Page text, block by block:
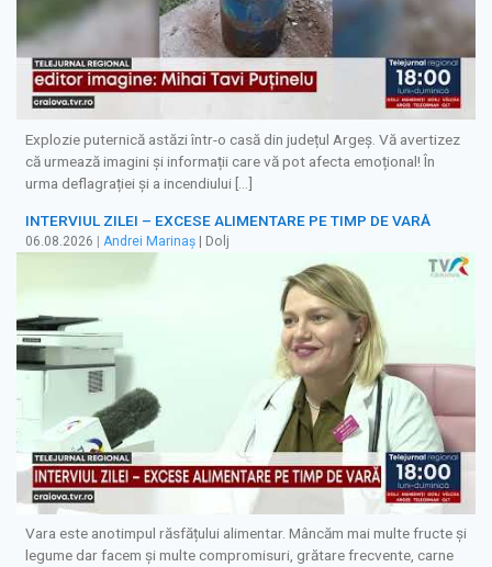
Explozie puternică astăzi într-o casă din județul Argeș. Vă avertizez
că urmează imagini și informații care vă pot afecta emoțional! În
urma deflagrației și a incendiului […]
INTERVIUL ZILEI – EXCESE ALIMENTARE PE TIMP DE VARĂ
06.08.2026 Andrei Marinaș | Dolj
Vara este anotimpul răsfățului alimentar. Mâncăm mai multe fructe și
legume dar facem și multe compromisuri, grătare frecvente, carne